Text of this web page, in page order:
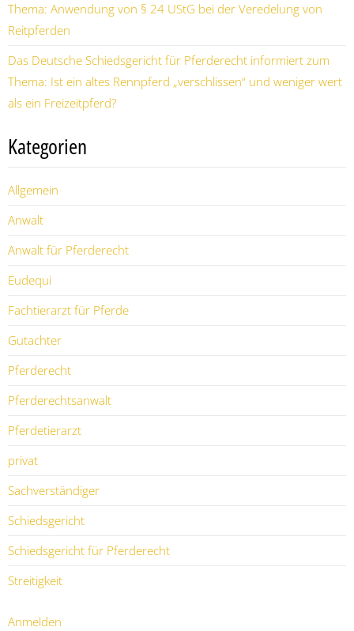
Thema: Anwendung von § 24 UStG bei der Veredelung von
Reitpferden
Das Deutsche Schiedsgericht für Pferderecht informiert zum
Thema: Ist ein altes Rennpferd „verschlissen“ und weniger wert
als ein Freizeitpferd?
Kategorien
Allgemein
Anwalt
Anwalt für Pferderecht
Eudequi
Fachtierarzt für Pferde
Gutachter
Pferderecht
Pferderechtsanwalt
Pferdetierarzt
privat
Sachverständiger
Schiedsgericht
Schiedsgericht für Pferderecht
Streitigkeit
Anmelden